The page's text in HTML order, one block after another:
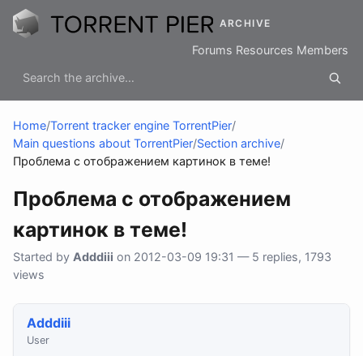
ARCHIVE
Forums Resources Members
Home/Torrent tracker engine TorrentPier/
Main questions about TorrentPier/Section archive/
Проблема с отображением картинок в теме!
Проблема с отображением
картинок в теме!
Started by Adddiii on 2012-03-09 19:31 — 5 replies, 1793
views
Adddiii
User